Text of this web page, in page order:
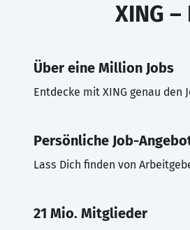
XING
Über eine Million Jobs
Entdecke mit XING genau den
Persönliche Job-
Lass Dich finden von
21 Mio. Mitglieder